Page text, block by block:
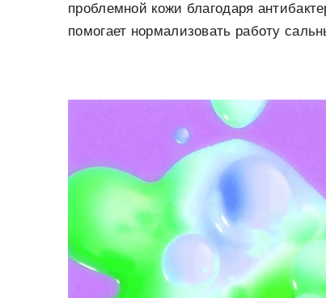
проблемной кожи благодаря
помогает нормализовать работу